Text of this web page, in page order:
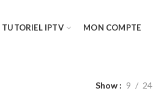
TUTORIEL IPTV MON COMPTE
Show 9 24